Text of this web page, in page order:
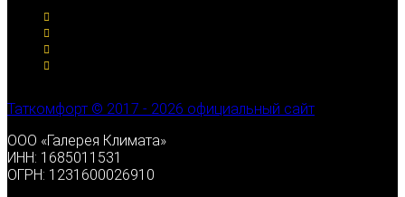
Таткомфорт © 2017 - 2026 официальный сайт
ООО «Галерея Климата»
ИНН: 1685011531
ОГРН: 1231600026910